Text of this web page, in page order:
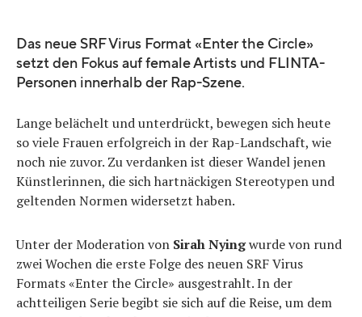
Das neue SRF Virus Format «Enter the Circle»
setzt den Fokus auf female Artists und FLINTA-
Personen innerhalb der Rap-Szene.
Lange belächelt und unterdrückt, bewegen sich heute
so viele Frauen erfolgreich in der Rap-Landschaft, wie
noch nie zuvor. Zu verdanken ist dieser Wandel jenen
Künstlerinnen, die sich hartnäckigen Stereotypen und
geltenden Normen widersetzt haben.
Unter der Moderation von Sirah Nyingwurde von rund
zwei Wochen die erste Folge des neuen SRF Virus
Formats «Enter the Circle» ausgestrahlt. In der
achtteiligen Serie begibt sie sich auf die Reise, um dem